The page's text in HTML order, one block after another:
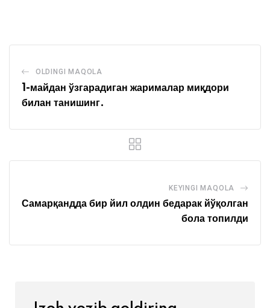
OLDINGI MAQOLA
1-майдан ўзгарадиган жарималар миқдори
билан танишинг.
KEYINGI MAQOLA
Самарқандда бир йил олдин бедарак йўқолган
бола топилди